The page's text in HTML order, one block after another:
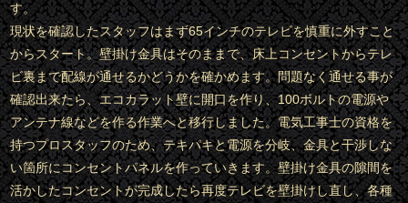
す。
現状を確認したスタッフはまず65インチのテレビを慎重に外すこと
からスタート。壁掛け金具はそのままで、床上コンセントからテレ
ビ裏まで配線が通せるかどうかを確かめます。問題なく通せる事が
確認出来たら、エコカラット壁に開口を作り、100ボルトの電源や
アンテナ線などを作る作業へと移行しました。電気工事士の資格を
持つプロスタッフのため、テキパキと電源を分岐、金具と干渉しな
い箇所にコンセントパネルを作っていきます。壁掛け金具の隙間を
活かしたコンセントが完成したら再度テレビを壁掛けし直し、各種